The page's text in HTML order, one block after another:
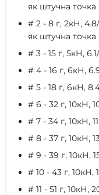
як штучна
# 2 - 8 г, 2кН,
як штучна
# 3 - 15 г, 5кН,
# 4 - 16 г, 6кН,
# 5 - 18 г, 6кН,
# 6 - 32 г, 10кН,
# 7 - 34 г, 10кН,
# 8 - 37 г, 10кН,
# 9 - 39 г, 10кН,
# 10 - 43 г, 10кН,
# 11 - 51 г, 10кН,